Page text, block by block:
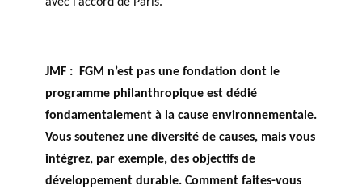
JMF : FGM n’est pas une fondation dont le
programme philanthropique est dédié
fondamentalement à la cause environnementale.
Vous soutenez une diversité de causes, mais vous
intégrez, par exemple, des objectifs de
développement durable. Comment faites-vous